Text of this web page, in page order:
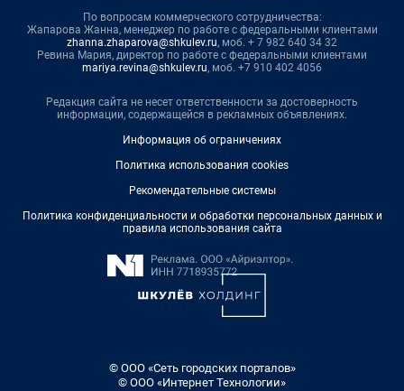
По вопросам коммерческого сотрудничества:
Жапарова Жанна, менеджер по работе с федеральными клиентами
zhanna.zhaparova@shkulev.ru, моб. + 7 982 640 34 32
Ревина Мария, директор по работе с федеральными клиентами
mariya.revina@shkulev.ru, моб. +7 910 402 4056
Редакция сайта не несет ответственности за достоверность
информации, содержащейся в рекламных объявлениях.
Информация об ограничениях
Политика использования cookies
Рекомендательные системы
Политика конфиденциальности и обработки персональных данных и
правила использования сайта
© ООО «Сеть городских порталов»
© ООО «Интернет Технологии»